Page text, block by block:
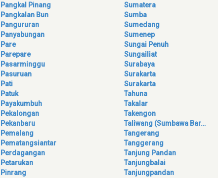
Pangkal Pinang
Pangkalan Bun
Pangururan
Panyabungan
Pare
Parepare
Pasarminggu
Pasuruan
Pati
Patuk
Payakumbuh
Pekalongan
Pekanbaru
Pemalang
Pematangsiantar
Perdagangan
Petarukan
Pinrang
Sumatera
Sumba
Sumedang
Sumenep
Sungai Penuh
Sungailiat
Surabaya
Surakarta
Surakarta
Tahuna
Takalar
Takengon
Taliwang (Sumbawa Bar…
Tangerang
Tanggerang
Tanjung Pandan
Tanjungbalai
Tanjungpandan